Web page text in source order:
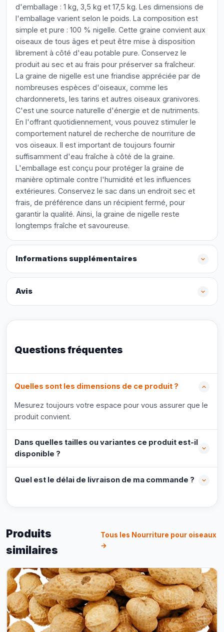
d'emballage : 1 kg, 3,5 kg et 17,5 kg. Les dimensions de
l'emballage varient selon le poids. La composition est
simple et pure : 100 % nigelle. Cette graine convient aux
oiseaux de tous âges et peut être mise à disposition
librement à côté d'eau potable pure. Conservez le
produit au sec et au frais pour préserver sa fraîcheur.
La graine de nigelle est une friandise appréciée par de
nombreuses espèces d'oiseaux, comme les
chardonnerets, les tarins et autres oiseaux granivores.
C'est une source naturelle d'énergie et de nutriments.
En l'offrant quotidiennement, vous pouvez stimuler le
comportement naturel de recherche de nourriture de
vos oiseaux. Il est important de toujours fournir
suffisamment d'eau fraîche à côté de la graine.
L'emballage est conçu pour protéger la graine de
manière optimale contre l'humidité et les influences
extérieures. Conservez le sac dans un endroit sec et
frais, de préférence dans un récipient fermé, pour
garantir la qualité. Ainsi, la graine de nigelle reste
longtemps fraîche et savoureuse.
Informations supplémentaires
Avis
Questions fréquentes
Quelles sont les dimensions de ce produit ?
Mesurez toujours votre espace pour vous assurer que le
produit convient.
Dans quelles tailles ou variantes ce produit est-il
disponible ?
Quel est le délai de livraison de ma commande ?
Produits
similaires
Tous les Nourriture pour oiseaux
→